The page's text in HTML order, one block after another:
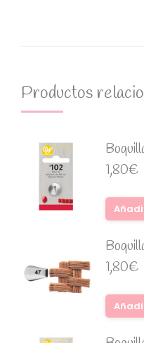
Productos
1,80€
1,80€